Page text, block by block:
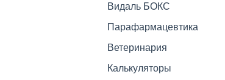
Видаль БОКС
Парафармацевтика
Ветеринария
Калькуляторы